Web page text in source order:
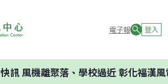
電子報 登入
快訊風機離聚落、學校過近 彰化福漢風